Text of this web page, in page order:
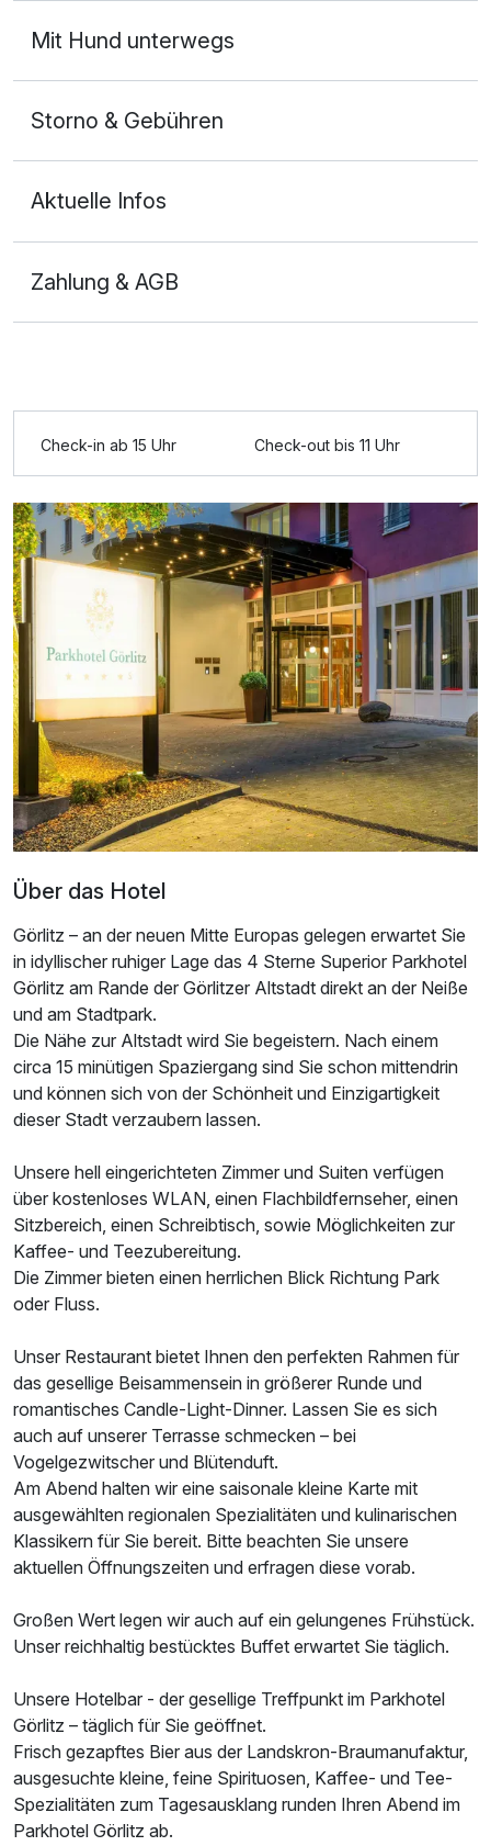
Ausstattung
Zusatznächte
Für 3 Tage p.P. ab130,00 €
Einzelzimmer
Mit Hund unterwegs
Storno & Gebühren
Aktuelle Infos
Zahlung & AGB
Check-in ab 15 Uhr Check-out bis 11 Uhr
Über das Hotel
Görlitz – an der neuen Mitte Europas gelegen erwartet Sie
in idyllischer ruhiger Lage das 4 Sterne Superior Parkhotel
Görlitz am Rande der Görlitzer Altstadt direkt an der Neiße
und am Stadtpark.
Die Nähe zur Altstadt wird Sie begeistern. Nach einem
circa 15 minütigen Spaziergang sind Sie schon mittendrin
und können sich von der Schönheit und Einzigartigkeit
dieser Stadt verzaubern lassen.
Unsere hell eingerichteten Zimmer und Suiten verfügen
über kostenloses WLAN, einen Flachbildfernseher, einen
Sitzbereich, einen Schreibtisch, sowie Möglichkeiten zur
Kaffee- und Teezubereitung.
Die Zimmer bieten einen herrlichen Blick Richtung Park
oder Fluss.
Unser Restaurant bietet Ihnen den perfekten Rahmen für
das gesellige Beisammensein in größerer Runde und
romantisches Candle-Light-Dinner. Lassen Sie es sich
auch auf unserer Terrasse schmecken – bei
Vogelgezwitscher und Blütenduft.
Am Abend halten wir eine saisonale kleine Karte mit
ausgewählten regionalen Spezialitäten und kulinarischen
Klassikern für Sie bereit. Bitte beachten Sie unsere
aktuellen Öffnungszeiten und erfragen diese vorab.
Großen Wert legen wir auch auf ein gelungenes Frühstück.
Unser reichhaltig bestücktes Buffet erwartet Sie täglich.
Unsere Hotelbar - der gesellige Treffpunkt im Parkhotel
Görlitz – täglich für Sie geöffnet.
Frisch gezapftes Bier aus der Landskron-Braumanufaktur,
ausgesuchte kleine, feine Spirituosen, Kaffee- und Tee-
Spezialitäten zum Tagesausklang runden Ihren Abend im
Parkhotel Görlitz ab.